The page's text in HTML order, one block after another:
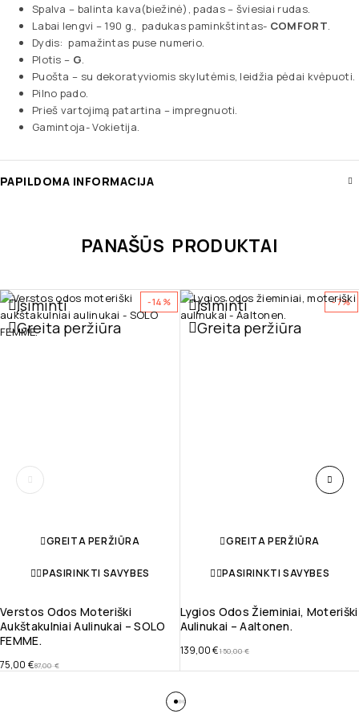
Spalva – balinta kava(biežinė), padas – šviesiai rudas.
Labai lengvi – 190 g., padukas paminkštintas- COMFORT.
Dydis: pamažintas puse numerio.
Plotis – G.
Puošta – su dekoratyviomis skylutėmis, leidžia pėdai kvėpuoti.
Pilno pado.
Prieš vartojimą patartina – impregnuoti.
Gamintoja- Vokietija.
PAPILDOMA INFORMACIJA
PANAŠŪS PRODUKTAI
-14%
Įsiminti
Greita peržiūra
GREITA PERŽIŪRA
PASIRINKTI SAVYBES
Verstos Odos Moteriški
Aukštakulniai Aulinukai – SOLO
FEMME.
87,00€
75,00 €
-7%
Įsiminti
Greita peržiūra
GREITA PERŽIŪRA
PASIRINKTI SAVYBES
Lygios Odos Žieminiai, Moteriški
Aulinukai – Aaltonen.
150,00€
139,00€